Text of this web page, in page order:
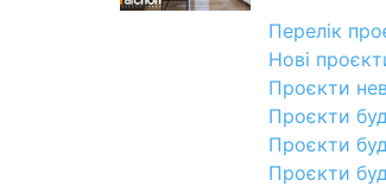
Перелік
Нові
Проєкти
Проєкти
Проєкти
Проєкти